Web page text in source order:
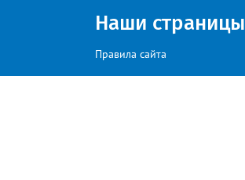
Наши страницы
Правила сайта